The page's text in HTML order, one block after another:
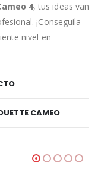
4, tus ideas van
¡Conseguila
nivel en
CAMEO